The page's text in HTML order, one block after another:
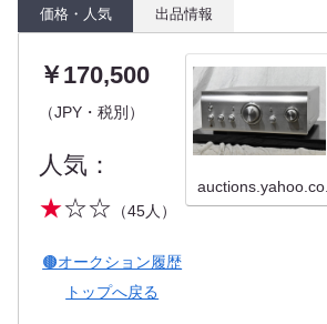
価格・人気 出品情報
￥170,500
（JPY・税別）
人気：
★☆☆ （45人）
🟤オークション履歴
トップへ戻る